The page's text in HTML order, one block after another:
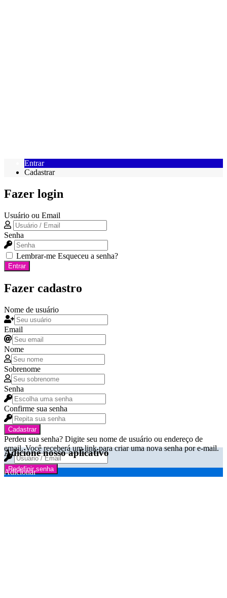
Entrar
Cadastrar
Fazer login
Usuário ou Email
Senha
Lembrar-me Esqueceu a senha?
Entrar
Fazer cadastro
Nome de usuário
Email
Nome
Sobrenome
Senha
Confirme sua senha
Cadastrar
Perdeu sua senha? Digite seu nome de usuário ou endereço de
email. Você receberá um link para criar uma nova senha por e-mail.
Redefinir senha
Adicione nosso aplicativo
Adicionar